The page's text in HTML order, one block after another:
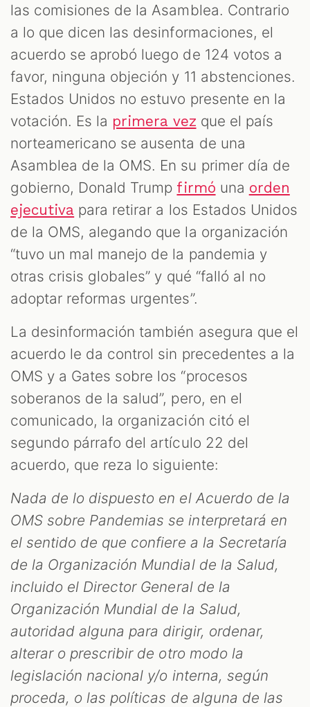
las comisiones de la Asamblea. Contrario
a lo que dicen las desinformaciones, el
acuerdo se aprobó luego de 124 votos a
favor, ninguna objeción y 11 abstenciones.
Estados Unidos no estuvo presente en la
votación. Es la primera vez que el país
norteamericano se ausenta de una
Asamblea de la OMS. En su primer día de
gobierno, Donald Trump firmó una orden
ejecutiva para retirar a los Estados Unidos
de la OMS, alegando que la organización
“tuvo un mal manejo de la pandemia y
otras crisis globales” y qué “falló al no
adoptar reformas urgentes”.
La desinformación también asegura que el
acuerdo le da control sin precedentes a la
OMS y a Gates sobre los “procesos
soberanos de la salud”, pero, en el
comunicado, la organización citó el
segundo párrafo del artículo 22 del
acuerdo, que reza lo siguiente:
Nada de lo dispuesto en el Acuerdo de la
OMS sobre Pandemias se interpretará en
el sentido de que confiere a la Secretaría
de la Organización Mundial de la Salud,
incluido el Director General de la
Organización Mundial de la Salud,
autoridad alguna para dirigir, ordenar,
alterar o prescribir de otro modo la
legislación nacional y/o interna, según
proceda, o las políticas de alguna de las